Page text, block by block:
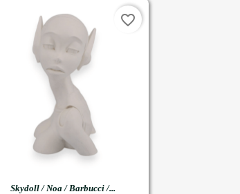
Aperçu rapide
Skydoll / Noa / Barbucci /...
favorite_border